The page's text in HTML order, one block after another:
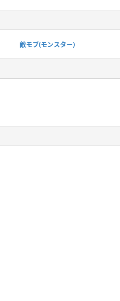
敵モブ(モンスター)